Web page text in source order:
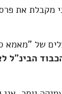
מקבלת את
של "מאמא
הבינ"ל